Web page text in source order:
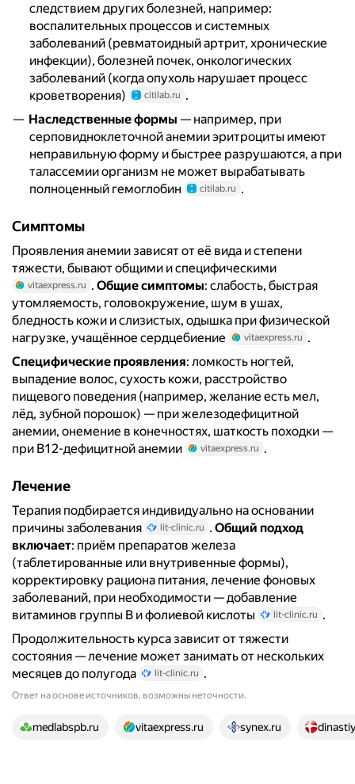
следствием других болезней, например:
воспалительных процессов и системных
заболеваний (ревматоидный артрит, хронические
инфекции), болезней почек, онкологических
заболеваний (когда опухоль нарушает процесс
кроветворения)
citilab.ru .
Наследственные формы — например, при
серповидноклеточной анемии эритроциты имеют
неправильную форму и быстрее разрушаются, а при
талассемии организм не может вырабатывать
полноценный гемоглобин
citilab.ru .
Симптомы
Проявления анемии зависят от её вида и степени
тяжести, бывают общими и специфическими
vitaexpress.ru . Общие симптомы: слабость, быстрая
утомляемость, головокружение, шум в ушах,
бледность кожи и слизистых, одышка при физической
нагрузке, учащённое сердцебиение
vitaexpress.ru .
Специфические проявления: ломкость ногтей,
выпадение волос, сухость кожи, расстройство
пищевого поведения (например, желание есть мел,
лёд, зубной порошок) — при железодефицитной
анемии, онемение в конечностях, шаткость походки —
при B12-дефицитной анемии
vitaexpress.ru .
Лечение
Терапия подбирается индивидуально на основании
причины заболевания
lit-clinic.ru . Общий подход
включает: приём препаратов железа
(таблетированные или внутривенные формы),
корректировку рациона питания, лечение фоновых
заболеваний, при необходимости — добавление
витаминов группы B и фолиевой кислоты
lit-clinic.ru .
Продолжительность курса зависит от тяжести
состояния — лечение может занимать от нескольких
месяцев до полугода
lit-clinic.ru .
Ответ на основе источников, возможны неточности.
18 источников
medlabspb.ru vitaexpress.ru synex.ru